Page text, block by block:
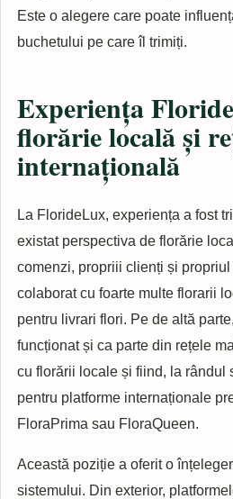
Este o alegere care poate
buchetului pe care îl trimiți.
Experiența
florărie locală și
internațională
La FlorideLux, experiența a fost
existat perspectiva de florărie
comenzi, propriii clienți și
colaborat cu foarte multe florarii
pentru livrari flori. Pe de altă
funcționat și ca parte din rețele
cu florării locale și fiind, la rândul
pentru platforme internaționale
FloraPrima sau FloraQueen.
Această poziție a oferit o
sistemului. Din exterior,